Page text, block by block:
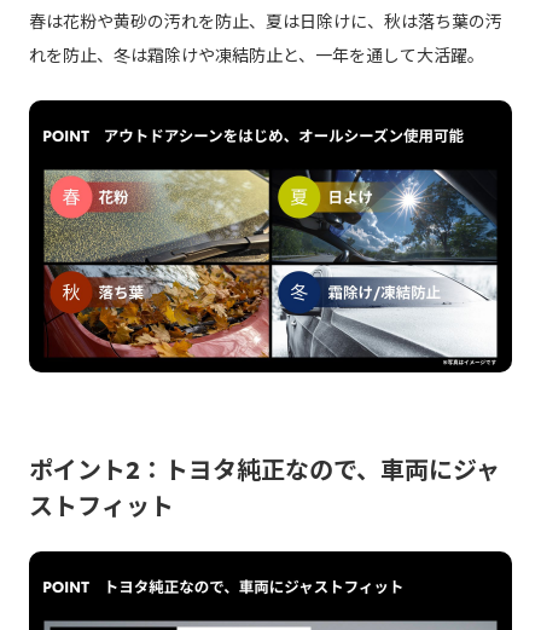
春は花粉や黄砂の汚れを防止、夏は日除けに、秋は落ち葉の汚
れを防止、冬は霜除けや凍結防止と、一年を通して大活躍。
ポイント2：トヨタ純正なので、車両にジャ
ストフィット